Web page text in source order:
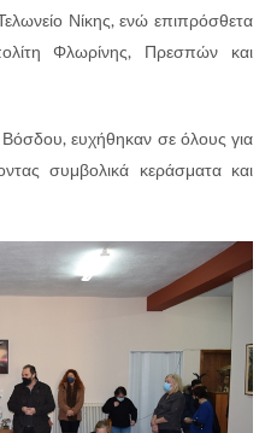
Νίκης, ενώ επιπρόσθετα
Φλωρίνης, Πρεσπών και
ευχήθηκαν σε όλους για
συμβολικά κεράσματα και